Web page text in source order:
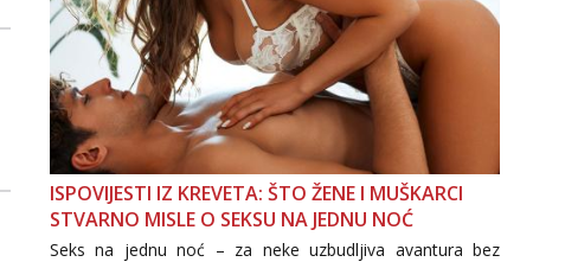
ISPOVIJESTI IZ KREVETA: ŠTO ŽENE I MUŠKARCI
STVARNO MISLE O SEKSU NA JEDNU NOĆ
Seks na jednu noć – za neke uzbudljiva avantura bez